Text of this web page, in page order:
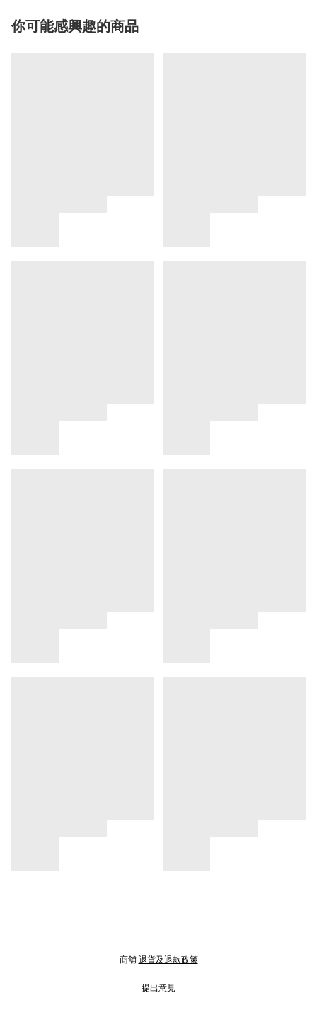
你可能感興趣的商品
商舖 退貨及退款政策
提出意見